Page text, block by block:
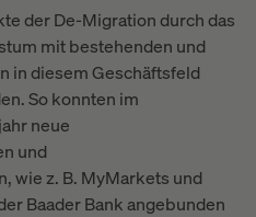
der De-Migration durch das
mit bestehenden und
in diesem Geschäftsfeld
So konnten im
neue
und
wie z. B. MyMarkets und
Baader Bank angebunden